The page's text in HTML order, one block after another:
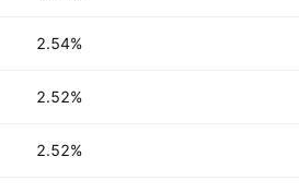
2.54%
2.52%
2.52%